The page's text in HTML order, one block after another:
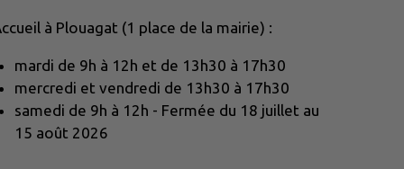
à Plouagat (1 place de la mairie) :
mardi de 9h à 12h et de 13h30 à 17h30
mercredi et vendredi de 13h30 à 17h30
samedi de 9h à 12h - Fermée du 18 juillet au
15 août 2026